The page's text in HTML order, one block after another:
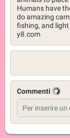
Humans have
do amazing
fishing, and
y8.com
Commenti